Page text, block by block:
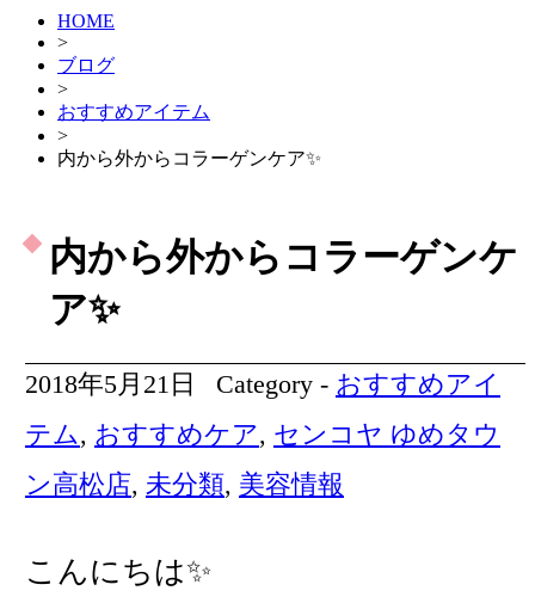
HOME
>
ブログ
>
おすすめアイテム
>
内から外からコラーゲンケア✨
内から外からコラーゲンケ
ア✨
2018年5月21日 Category - おすすめアイ
テム, おすすめケア, センコヤ ゆめタウ
ン高松店, 未分類, 美容情報
こんにちは✨